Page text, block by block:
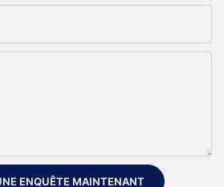
ENQUÊTE MAINTENANT